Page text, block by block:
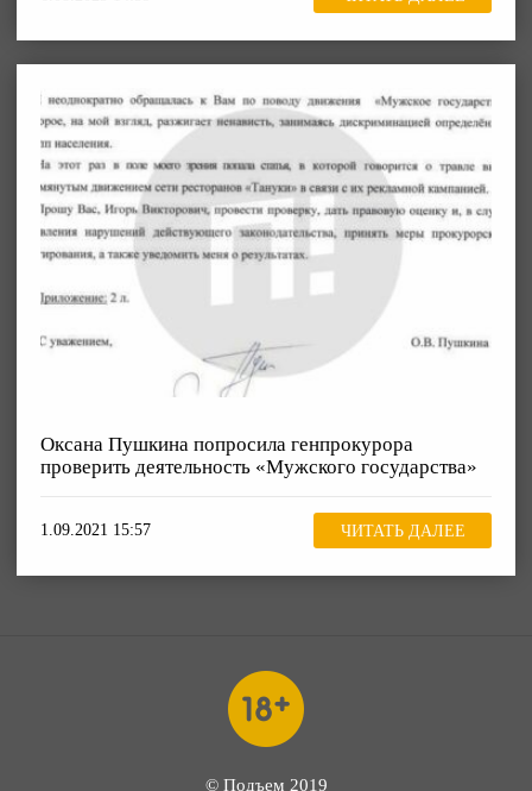
Оксана Пушкина попросила генпрокурора
проверить деятельность «Мужского государства»
1.09.2021 15:57 ЧИТАТЬ ДАЛЕЕ
© Подъем 2019